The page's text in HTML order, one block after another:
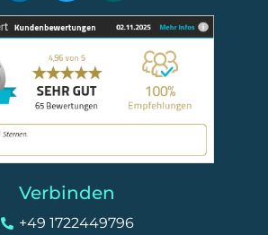
Verbinden
+49 1722449796